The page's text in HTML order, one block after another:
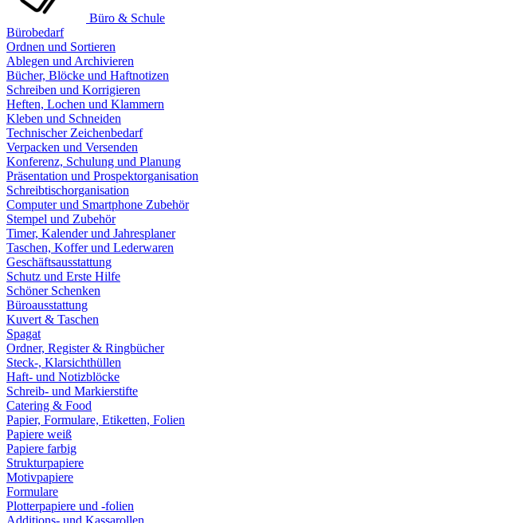
Büro & Schule
Bürobedarf
Ordnen und Sortieren
Ablegen und Archivieren
Bücher, Blöcke und Haftnotizen
Schreiben und Korrigieren
Heften, Lochen und Klammern
Kleben und Schneiden
Technischer Zeichenbedarf
Verpacken und Versenden
Konferenz, Schulung und Planung
Präsentation und Prospektorganisation
Schreibtischorganisation
Computer und Smartphone Zubehör
Stempel und Zubehör
Timer, Kalender und Jahresplaner
Taschen, Koffer und Lederwaren
Geschäftsausstattung
Schutz und Erste Hilfe
Schöner Schenken
Büroausstattung
Kuvert & Taschen
Spagat
Ordner, Register & Ringbücher
Steck-, Klarsichthüllen
Haft- und Notizblöcke
Schreib- und Markierstifte
Catering & Food
Papier, Formulare, Etiketten, Folien
Papiere weiß
Papiere farbig
Strukturpapiere
Motivpapiere
Formulare
Plotterpapiere und -folien